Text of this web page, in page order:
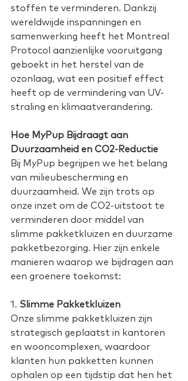
stoffen te verminderen. Dankzij
wereldwijde inspanningen en
samenwerking heeft het Montreal
Protocol aanzienlijke vooruitgang
geboekt in het herstel van de
ozonlaag, wat een positief effect
heeft op de vermindering van UV-
straling en klimaatverandering.
Hoe MyPup Bijdraagt aan
Duurzaamheid en CO2-Reductie
Bij MyPup begrijpen we het belang
van milieubescherming en
duurzaamheid. We zijn trots op
onze inzet om de CO2-uitstoot te
verminderen door middel van
slimme pakketkluizen en duurzame
pakketbezorging. Hier zijn enkele
manieren waarop we bijdragen aan
een groenere toekomst:
1. Slimme Pakketkluizen
Onze slimme pakketkluizen zijn
strategisch geplaatst in kantoren
en wooncomplexen, waardoor
klanten hun pakketten kunnen
ophalen op een tijdstip dat hen het